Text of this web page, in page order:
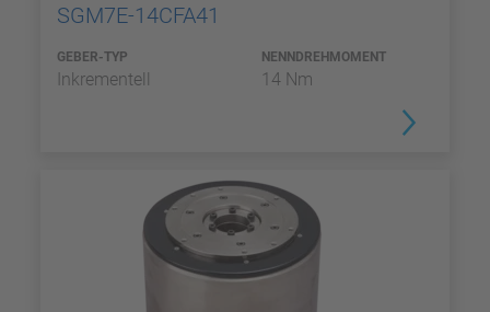
SGM7E-14CFA41
GEBER-TYP
Inkrementell
NENNDREHMOMENT
14 Nm